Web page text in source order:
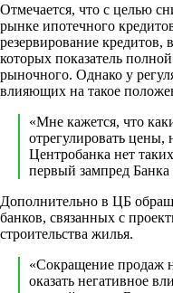
Отмечается, что с целью
рынке ипотечного
резервирование кредитов,
которых показатель
рыночного. Однако у
влияющих на такое
«Мне кажется, что
отрегулировать
Центробанка нет
первый зампред
Дополнительно в ЦБ
банков, связанных с
строительства жилья.
«Сокращение продаж
оказать негативное